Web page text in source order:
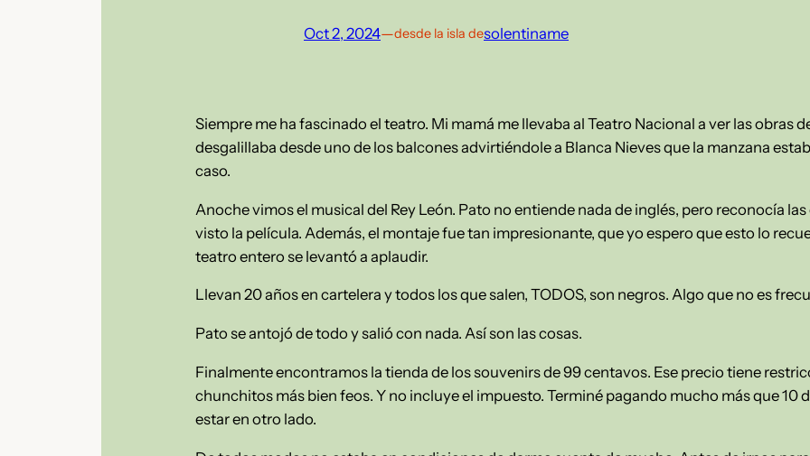
Oct 2, 2024—desde la isla desolentiname
Siempre me ha fascinado el teatro. Mi mamá me llevaba al Teatro Nacional a ver las obras
desgalillaba desde uno de los balcones advirtiéndole a Blanca Nieves que la manzana
caso.
Anoche vimos el musical del Rey León. Pato no entiende nada de inglés, pero reconocía
visto la película. Además, el montaje fue tan impresionante, que yo espero que esto lo
teatro entero se levantó a aplaudir.
Llevan 20 años en cartelera y todos los que salen, TODOS, son negros. Algo que no es
Pato se antojó de todo y salió con nada. Así son las cosas.
Finalmente encontramos la tienda de los souvenirs de 99 centavos. Ese precio tiene
chunchitos más bien feos. Y no incluye el impuesto. Terminé pagando mucho más que 10
estar en otro lado.